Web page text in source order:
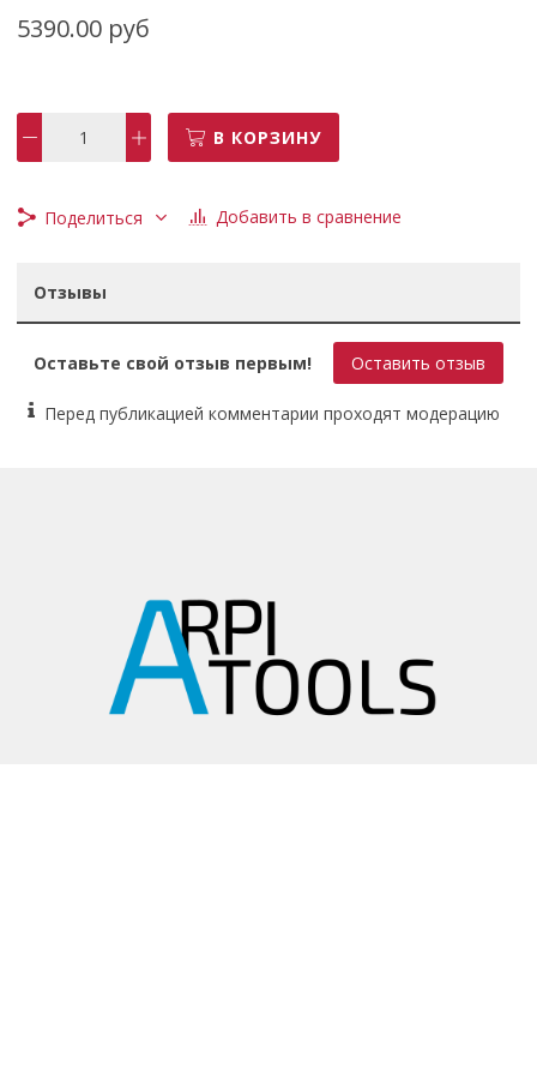
5390.00 руб
В КОРЗИНУ
Поделиться Добавить в сравнение
Отзывы
Оставьте свой отзыв первым! Оставить отзыв
Перед публикацией комментарии проходят модерацию